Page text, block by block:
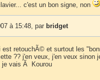
c'est un bon signe, non
à 15:48, par bridget
retouchÃ© et surtout les
?? j'en veux, j'en veux sinon
je vais Ã Kourou